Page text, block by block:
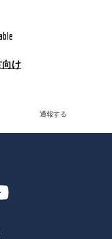
向け
通報する